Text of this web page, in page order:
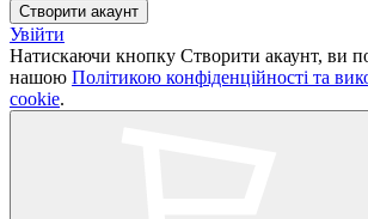
Увійти
Натискаючи кнопку Створити акаунт, ви
нашою Політикою конфіденційності та
cookie.